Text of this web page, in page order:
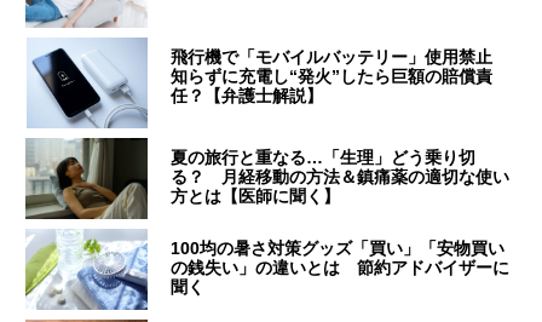
飛行機で「モバイルバッテリー」使用禁止
知らずに充電し“発火”したら巨額の賠償責
任？【弁護士解説】
夏の旅行と重なる…「生理」どう乗り切
る？ 月経移動の方法＆鎮痛薬の適切な使い
方とは【医師に聞く】
100均の暑さ対策グッズ「買い」「安物買い
の銭失い」の違いとは 節約アドバイザーに
聞く